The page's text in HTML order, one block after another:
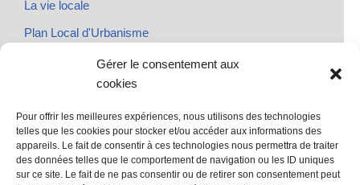
Gérer le consentement aux
cookies
Pour offrir les meilleures expériences, nous utilisons des technologies
telles que les cookies pour stocker et/ou accéder aux informations des
appareils. Le fait de consentir à ces technologies nous permettra de traiter
des données telles que le comportement de navigation ou les ID uniques
sur ce site. Le fait de ne pas consentir ou de retirer son consentement peut
La vie locale
Plan Local d'Urbanisme
@ Sainte Marie des Champs